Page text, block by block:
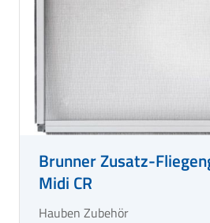
Brunner Zusatz-
Midi CR
Hauben Zubehör